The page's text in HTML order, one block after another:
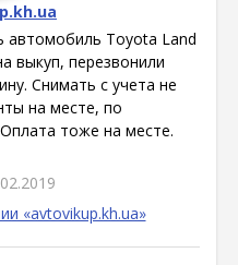
автомобиль Toyota Land
выкуп, перезвонили
Снимать с учета не
на месте, по
тоже на месте.
«avtovikup.kh.ua»